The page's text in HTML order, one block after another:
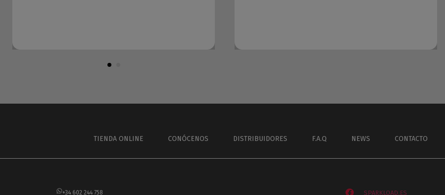
TIENDA ONLINE CONÓCENOS DISTRIBUIDORES F.A.Q NEWS CONTACTO
+34 602 244 758 SPARKLOAD.ES